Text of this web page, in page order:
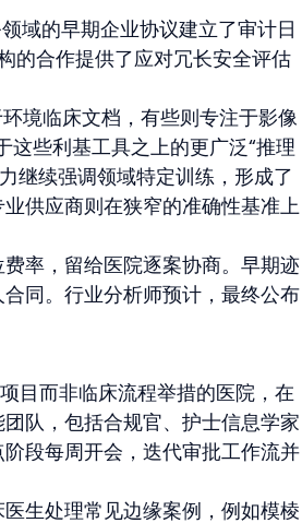
域的早期企业协议建立了审计日
的合作提供了应对冗长安全评估
境临床文档，有些则专注于影像
些利基工具之上的更广泛“推理
续强调领域特定训练，形成了
供应商则在狭窄的准确性基准上
率，留给医院逐案协商。早期迹
同。行业分析师预计，最终公布
目而非临床流程举措的医院，在
队，包括合规官、护士信息学家
段每周开会，迭代审批工作流并
生处理常见边缘案例，例如模棱